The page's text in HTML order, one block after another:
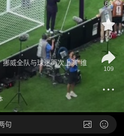
威全队与球迷再次上演“维
66
50
109
句